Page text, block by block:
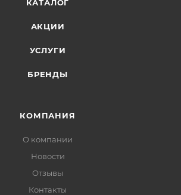
КАТАЛОГ
АКЦИИ
УСЛУГИ
БРЕНДЫ
КОМПАНИЯ
О компании
Новости
Отзывы
Контакты